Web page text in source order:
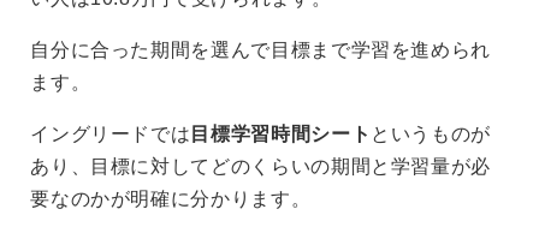
自分に合った期間を選んで目標まで学習を進められ
ます。
イングリードでは 目標学習時間シート というものが
あり、目標に対してどのくらいの期間と学習量が必
要なのかが明確に分かります。